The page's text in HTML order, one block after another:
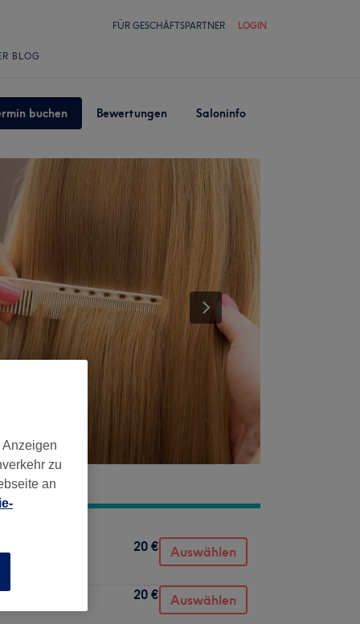
FÜR GESCHÄFTSPARTNER LOGIN
BLOG
buchen Bewertungen Saloninfo
20 € Auswählen
20 € Auswählen
zu
an